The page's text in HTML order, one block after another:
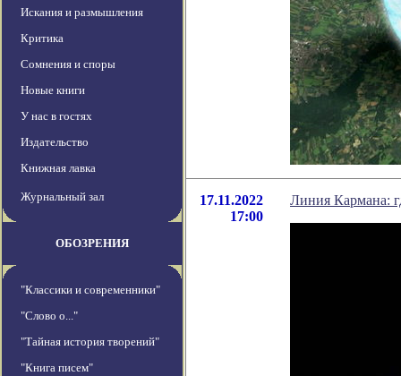
Искания и размышления
Критика
Сомнения и споры
Новые книги
У нас в гостях
Издательство
Книжная лавка
Журнальный зал
ОБОЗРЕНИЯ
"Классики и современники"
"Слово о..."
"Тайная история творений"
"Книга писем"
17.11.2022
17:00
Линия Кармана: